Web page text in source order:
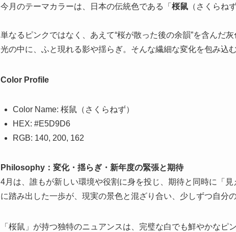
今月のテーマカラーは、日本の伝統色である「 桜鼠 （さくらね
単なるピンクではなく、あえて“桜が散った後の余韻”を含んだ
光の中に、ふと現れる影や揺らぎ。そんな繊細な変化を包み込
Color Profile
Color Name: 桜鼠（さくらねず）
HEX: #E5D9D6
RGB: 140, 200, 162
Philosophy： 変化・揺らぎ・新年度の緊張と期待
4月は、誰もが新しい環境や役割に身を投じ、期待と同時に「
に踏み出した一歩が、現実の景色と混ざり合い、少しずつ自分
「桜鼠」が持つ独特のニュアンスは、完璧な白でも鮮やかな